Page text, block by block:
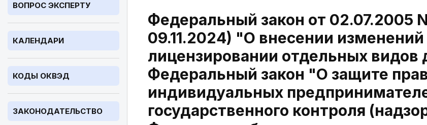
ВОПРОС ЭКСПЕРТУ
КАЛЕНДАРИ
КОДЫ ОКВЭД
ЗАКОНОДАТЕЛЬСТВО
Федеральный закон от 02.07.2005
09.11.2024) "О внесении
лицензировании отдельных видов
Федеральный закон "О защите
индивидуальных
государственного контроля